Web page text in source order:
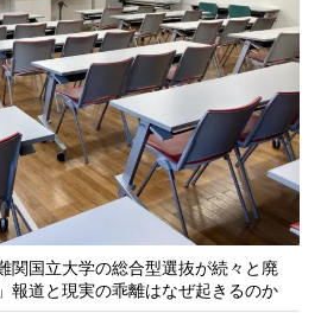
関国立大学の総合型選抜が続々と廃
道と現実の乖離はなぜ起きるのか